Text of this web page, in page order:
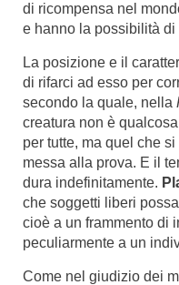
di ricompensa nel
e hanno la possibilità
La posizione e il
di rifarci ad esso per
secondo la quale, nella
creatura non è
per tutte, ma quel che
messa alla prova. E il
dura indefinitamente.
che soggetti liberi
cioè a un frammento di
peculiarmente a un
Come nel giudizio dei